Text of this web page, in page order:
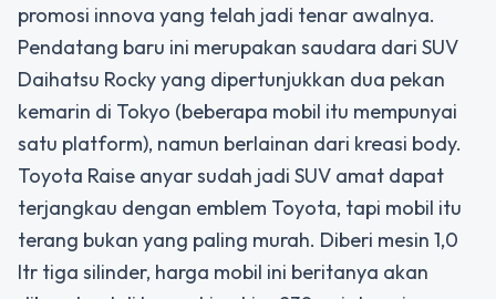
promosi innova yang telah jadi tenar awalnya.
Pendatang baru ini merupakan saudara dari SUV
Daihatsu Rocky yang dipertunjukkan dua pekan
kemarin di Tokyo (beberapa mobil itu mempunyai
satu platform), namun berlainan dari kreasi body.
Toyota Raise anyar sudah jadi SUV amat dapat
terjangkau dengan emblem Toyota, tapi mobil itu
terang bukan yang paling murah. Diberi mesin 1,0
ltr tiga silinder, harga mobil ini beritanya akan